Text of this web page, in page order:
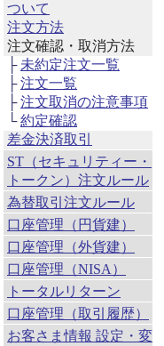
ついて
注文方法
注文確認・取消方法
├ 未約定注文一覧
├注文一覧
├注文取消の注意事項
└約定確認
差金決済取引
ST（セキュリティー・
トークン）注文ルール
為替取引注文ルール
口座管理（円貨建）
口座管理（外貨建）
口座管理（NISA）
トータルリターン
口座管理（取引履歴）
お客さま情報 設定・変